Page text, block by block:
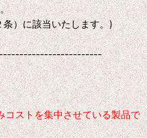
）に該当いたします。)
コストを集中させている製品で